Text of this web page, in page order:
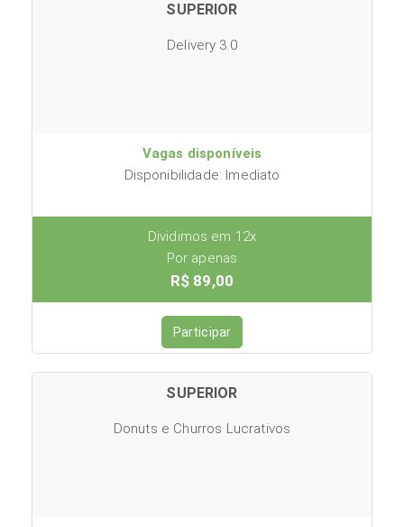
SUPERIOR
Delivery 3.0
Vagas disponíveis
Disponibilidade: Imediato
Dividimos em 12x
Por apenas
R$ 89,00
Participar
SUPERIOR
Donuts e Churros Lucrativos